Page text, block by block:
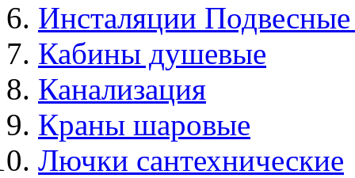
Инсталяции
Кабины душевые
Канализация
Краны шаровые
Лючки сантехнические